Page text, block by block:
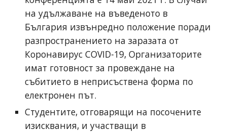
на удължаване на въведеното в
България извънредно положение поради
разпространението на заразата от
Коронавирус COVID-19, Организаторите
имат готовност за провеждане на
събитието в неприсъствена форма по
електронен път.
Студентите, отговарящи на посочените
изисквания, и участващи в